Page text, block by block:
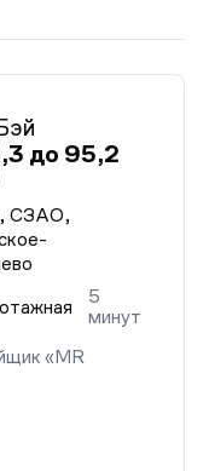
до 95,2
СЗАО,
5
минут
«MR